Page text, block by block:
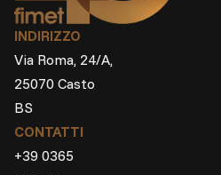
INDIRIZZO
Via Roma, 24/A,
25070 Casto
BS
CONTATTI
+39 0365